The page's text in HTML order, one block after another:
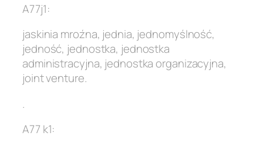
A77j1:
jaskinia mroźna, jednia, jednomyślność,
jedność, jednostka, jednostka
administracyjna, jednostka organizacyjna,
joint venture.
.
A77 k1: